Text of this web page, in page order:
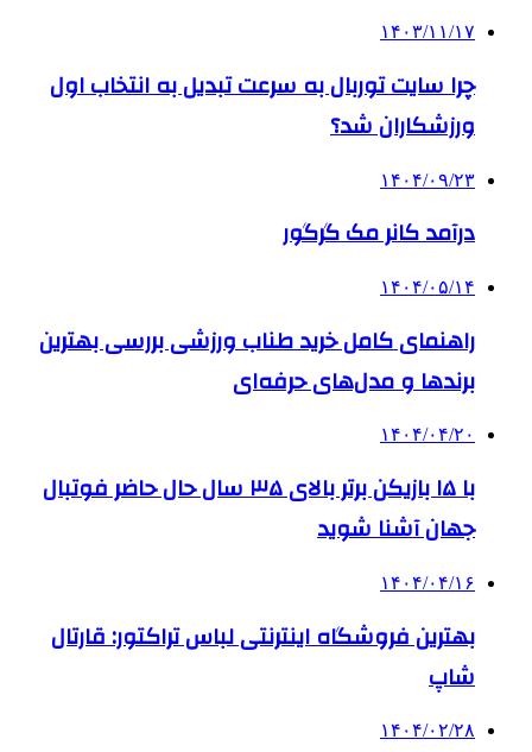
۱۴۰۳/۱۱/۱۷
چرا سایت توربال به ‌سرعت تبدیل به انتخاب اول
ورزشکاران شد؟
۱۴۰۴/۰۹/۲۳
درآمد کانر مک گرگور
۱۴۰۴/۰۵/۱۴
راهنمای کامل خرید طناب ورزشی بررسی بهترین
برندها و مدل‌های حرفه‌ای
۱۴۰۴/۰۴/۲۰
با ۱۵ بازیکن برتر بالای ۳۵ سال حال حاضر فوتبال
جهان آشنا شوید
۱۴۰۴/۰۴/۱۶
بهترین فروشگاه اینترنتی لباس تراکتور: قارتال
شاپ
۱۴۰۴/۰۲/۲۸